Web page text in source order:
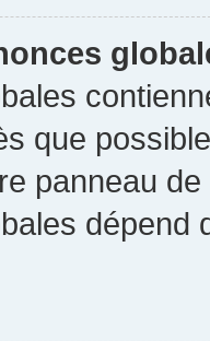
que
panneau
dépend